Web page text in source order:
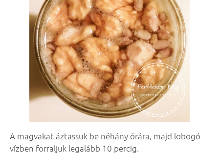
A magvakat áztassuk be néhány órára, majd lobogó
vízben forraljuk legalább 10 percig.